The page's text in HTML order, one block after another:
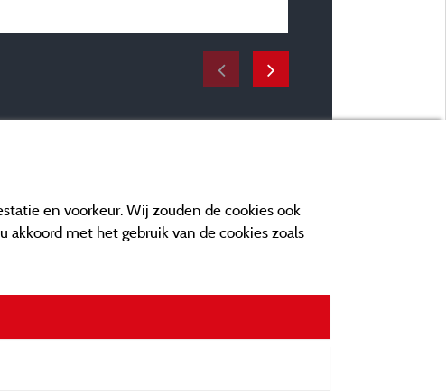
en voorkeur. Wij zouden de cookies ook
met het gebruik van de cookies zoals